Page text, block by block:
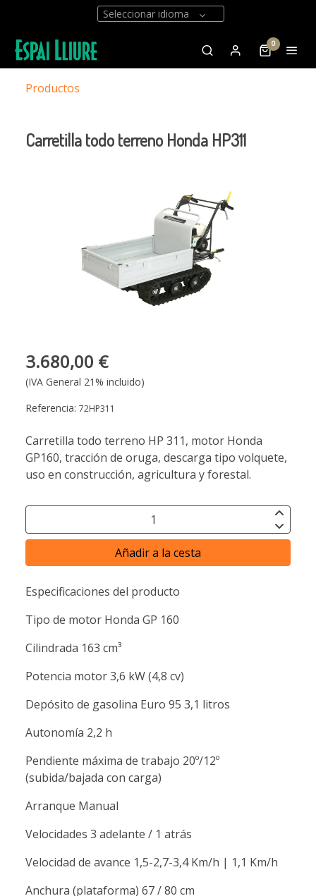
Seleccionar idioma
0
Productos
Carretilla todo terreno Honda HP311
3.680,00 €
(IVA General 21% incluido)
Referencia: 72HP311
Carretilla todo terreno HP 311, motor Honda
GP160, tracción de oruga, descarga tipo volquete,
uso en construcción, agricultura y forestal.
Añadir a la cesta
Especificaciones del producto
Tipo de motor Honda GP 160
Cilindrada 163 cm³
Potencia motor 3,6 kW (4,8 cv)
Depósito de gasolina Euro 95 3,1 litros
Autonomía 2,2 h
Pendiente máxima de trabajo 20º/12º
(subida/bajada con carga)
Arranque Manual
Velocidades 3 adelante / 1 atrás
Velocidad de avance 1,5-2,7-3,4 Km/h | 1,1 Km/h
Anchura (plataforma) 67 / 80 cm